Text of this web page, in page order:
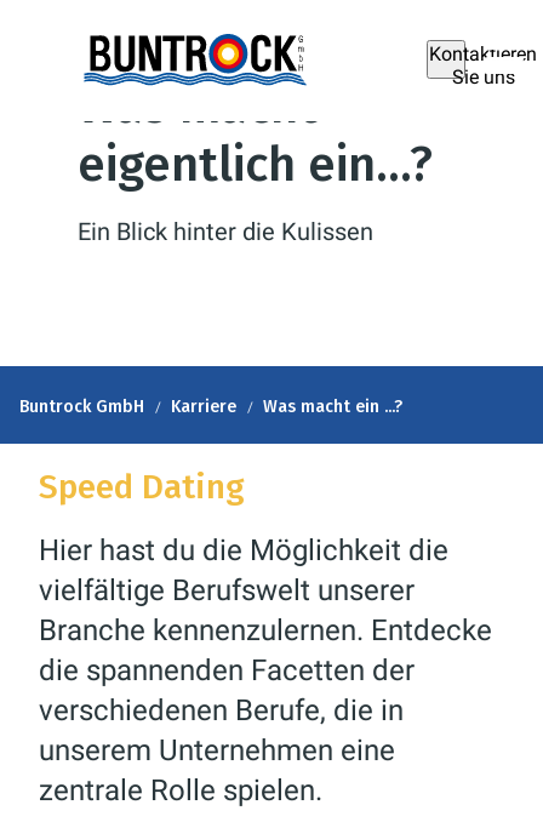
Kontaktieren
Sie uns
Was macht
eigentlich ein…?
Ein Blick hinter die Kulissen
Buntrock GmbH Karriere Was macht ein ...?
Speed Dating
Hier hast du die Möglichkeit die
vielfältige Berufswelt unserer
Branche kennenzulernen. Entdecke
die spannenden Facetten der
verschiedenen Berufe, die in
unserem Unternehmen eine
zentrale Rolle spielen.